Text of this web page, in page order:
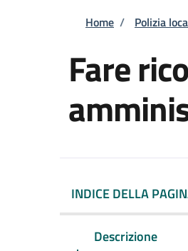
Briciole
Home / Polizia
Fare
INDICE DELLA
Descrizione